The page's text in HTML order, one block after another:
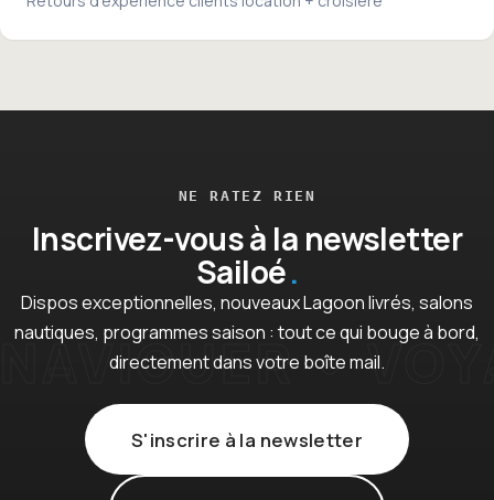
NE RATEZ RIEN
Inscrivez-vous à la newsletter
Sailoé
Dispos exceptionnelles, nouveaux Lagoon livrés, salons
nautiques, programmes saison : tout ce qui bouge à bord,
directement dans votre boîte mail.
S'inscrire à la newsletter